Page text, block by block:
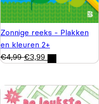
Zonnige reeks - Plakken
en kleuren 2+
€4,99 €3,99